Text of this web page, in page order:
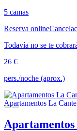
5 camas
Reserva online
Todavía no se te
26 €
pers./noche (aprox.)